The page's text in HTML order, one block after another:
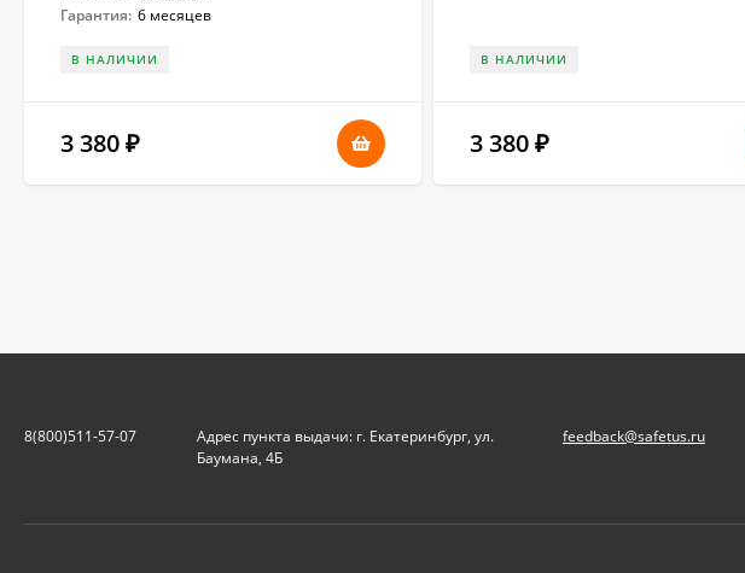
Гарантия: 6 месяцев
В НАЛИЧИИ
3 380 ₽
В НАЛИЧИИ
3 380₽
8(800)511-57-07
Адрес пункта выдачи: г. Екатеринбург, ул.
Баумана, 4Б
feedback@safetus.ru